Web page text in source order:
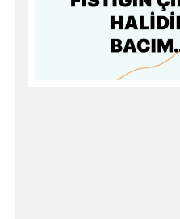
Başakşehir FK
Kasımpaşa